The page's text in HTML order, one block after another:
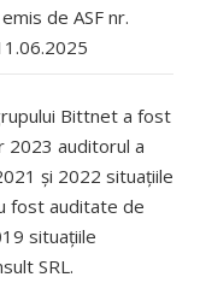
de ASF nr.
Bittnet a fost
2023 auditorul a
și 2022 situațiile
fost auditate de
situațiile
SRL.